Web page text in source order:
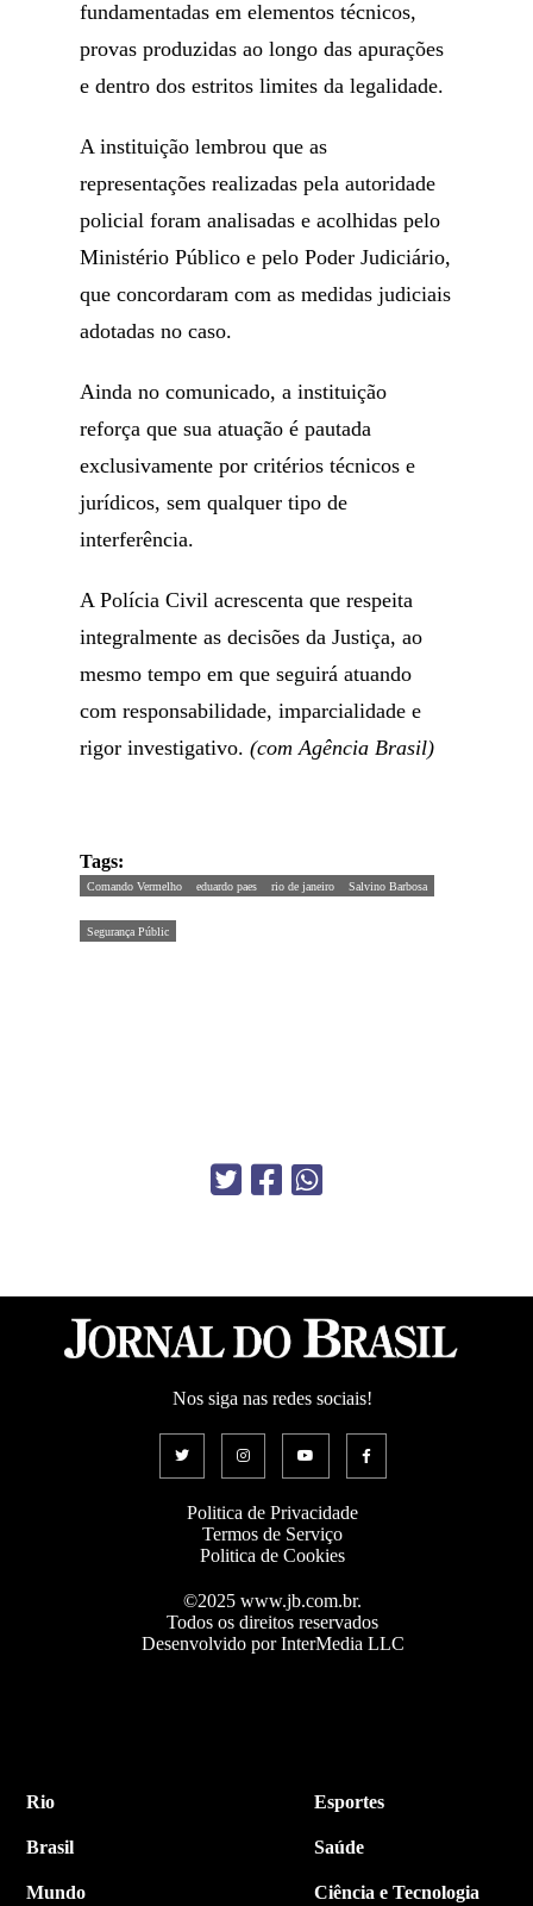
fundamentadas em elementos técnicos,
provas produzidas ao longo das apurações
e dentro dos estritos limites da legalidade.
A instituição lembrou que as
representações realizadas pela autoridade
policial foram analisadas e acolhidas pelo
Ministério Público e pelo Poder Judiciário,
que concordaram com as medidas judiciais
adotadas no caso.
Ainda no comunicado, a instituição
reforça que sua atuação é pautada
exclusivamente por critérios técnicos e
jurídicos, sem qualquer tipo de
interferência.
A Polícia Civil acrescenta que respeita
integralmente as decisões da Justiça, ao
mesmo tempo em que seguirá atuando
com responsabilidade, imparcialidade e
rigor investigativo.(com Agência Brasil)
Tags:
Comando Vermelho eduardo paes rio de janeiro Salvino Barbosa
Segurança Públic
Nos siga nas redes sociais!
Politica de Privacidade
Termos de Serviço
Politica de Cookies
©2025 www.jb.com.br.
Todos os direitos reservados
Desenvolvido por InterMedia LLC
Rio
Brasil
Mundo
Esportes
Saúde
Ciência e Tecnologia